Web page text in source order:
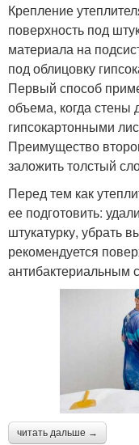
Крепление
поверхность под
материала на
под облицовку
Первый способ
объема, когда стены
гипсокартонными
Преимущество
заложить толстый
Перед тем как
ее подготовить:
штукатурку, убрать
рекомендуется
антибактериальным
читать дальше →